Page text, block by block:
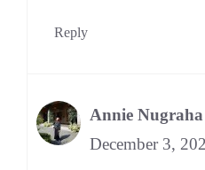
Reply
Annie Nugraha
December 3,